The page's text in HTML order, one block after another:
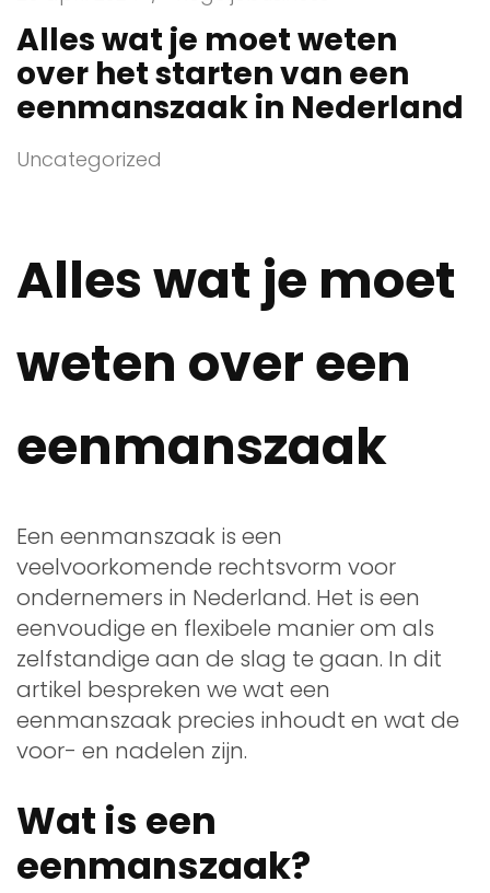
Alles wat je moet weten
over het starten van een
eenmanszaak in Nederland
Uncategorized
Alles wat je moet
weten over een
eenmanszaak
Een eenmanszaak is een
veelvoorkomende rechtsvorm voor
ondernemers in Nederland. Het is een
eenvoudige en flexibele manier om als
zelfstandige aan de slag te gaan. In dit
artikel bespreken we wat een
eenmanszaak precies inhoudt en wat de
voor- en nadelen zijn.
Wat is een
eenmanszaak?